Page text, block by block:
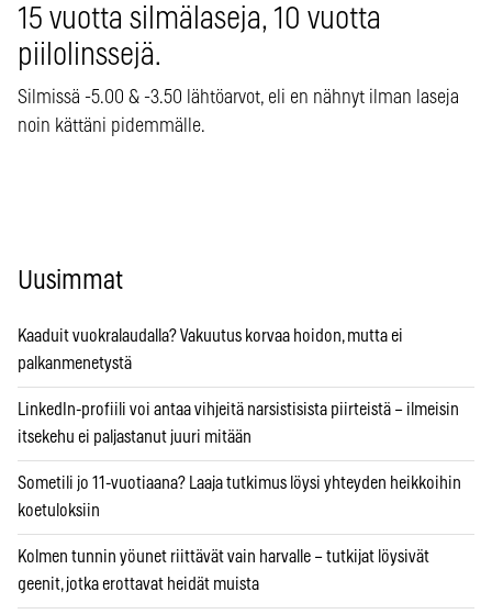
15 vuotta silmälaseja, 10 vuotta
piilolinssejä.
Silmissä -5.00 & -3.50 lähtöarvot, eli en nähnyt ilman laseja
noin kättäni pidemmälle.
Uusimmat
Kaaduit vuokralaudalla? Vakuutus korvaa hoidon, mutta ei
palkanmenetystä
LinkedIn-profiili voi antaa vihjeitä narsistisista piirteistä – ilmeisin
itsekehu ei paljastanut juuri mitään
Sometili jo 11-vuotiaana? Laaja tutkimus löysi yhteyden heikkoihin
koetuloksiin
Kolmen tunnin yöunet riittävät vain harvalle – tutkijat löysivät
geenit, jotka erottavat heidät muista